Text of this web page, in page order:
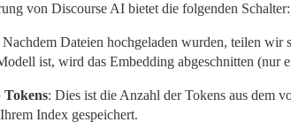
von Discourse AI bietet die folgenden Schalter:
Nachdem Dateien hochgeladen wurden, teilen wir
ist, wird das Embedding abgeschnitten (nur
: Dies ist die Anzahl der Tokens aus dem
Index gespeichert.